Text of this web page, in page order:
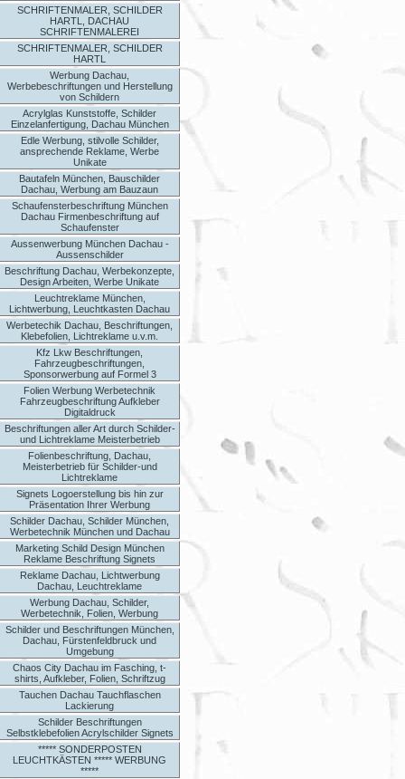
SCHRIFTENMALER, SCHILDER
HARTL, DACHAU
SCHRIFTENMALEREI
SCHRIFTENMALER, SCHILDER
HARTL
Werbung Dachau,
Werbebeschriftungen und Herstellung
von Schildern
Acrylglas Kunststoffe, Schilder
Einzelanfertigung, Dachau München
Edle Werbung, stilvolle Schilder,
ansprechende Reklame, Werbe
Unikate
Bautafeln München, Bauschilder
Dachau, Werbung am Bauzaun
Schaufensterbeschriftung München
Dachau Firmenbeschriftung auf
Schaufenster
Aussenwerbung München Dachau -
Aussenschilder
Beschriftung Dachau, Werbekonzepte,
Design Arbeiten, Werbe Unikate
Leuchtreklame München,
Lichtwerbung, Leuchtkasten Dachau
Werbetechik Dachau, Beschriftungen,
Klebefolien, Lichtreklame u.v.m.
Kfz Lkw Beschriftungen,
Fahrzeugbeschriftungen,
Sponsorwerbung auf Formel 3
Folien Werbung Werbetechnik
Fahrzeugbeschriftung Aufkleber
Digitaldruck
Beschriftungen aller Art durch Schilder-
und Lichtreklame Meisterbetrieb
Folienbeschriftung, Dachau,
Meisterbetrieb für Schilder-und
Lichtreklame
Signets Logoerstellung bis hin zur
Präsentation Ihrer Werbung
Schilder Dachau, Schilder München,
Werbetechnik München und Dachau
Marketing Schild Design München
Reklame Beschriftung Signets
Reklame Dachau, Lichtwerbung
Dachau, Leuchtreklame
Werbung Dachau, Schilder,
Werbetechnik, Folien, Werbung
Schilder und Beschriftungen München,
Dachau, Fürstenfeldbruck und
Umgebung
Chaos City Dachau im Fasching, t-
shirts, Aufkleber, Folien, Schriftzug
Tauchen Dachau Tauchflaschen
Lackierung
Schilder Beschriftungen
Selbstklebefolien Acrylschilder Signets
***** SONDERPOSTEN
LEUCHTKÄSTEN ***** WERBUNG
*****